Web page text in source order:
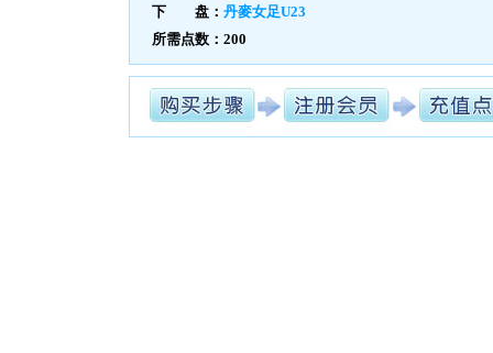
下 盘： 丹麥女足U23
所需点数：200